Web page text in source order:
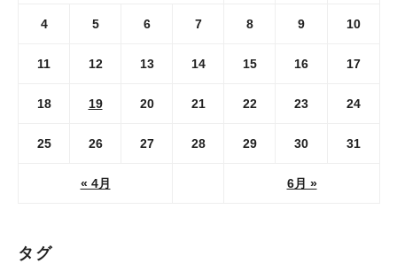
« 4月 6月 »
4 5 6 7 8 9 10
11 12 13 14 15 16 17
18 19 20 21 22 23 24
25 26 27 28 29 30 31
タグ